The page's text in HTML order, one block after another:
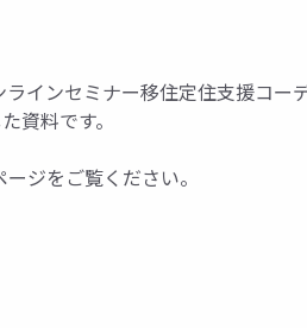
インセミナー移住定住支援コー
資料です。
ジをご覧ください。